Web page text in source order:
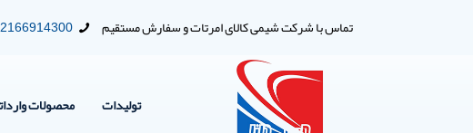
تماس با شرکت شیمی کالای امرتات و سفارش مستقیم
تولیدات محصولات